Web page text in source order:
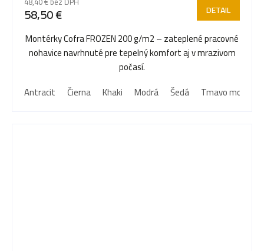
58,50 € DETAIL
Montérky Cofra FROZEN 200 g/m2 – zateplené pracovné
nohavice navrhnuté pre tepelný komfort aj v mrazivom
počasí.
Antracit
Čierna Khaki Modrá Šedá Tmavo modrá